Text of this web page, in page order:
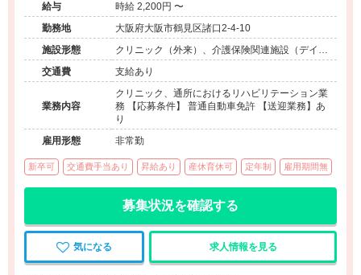
給与
時給 2,200円 〜
勤務地
大阪府大阪市鶴見区諸口2-4-10
施設形態
クリニック（外来）、介護保険関連施設（デイケ
ア）
交通費 支給あり
業務内容
クリニック、通所におけるリハビリテーション業
務 【応募条件】 普通自動車免許 【送迎業務】あ
り
雇用形態
非常勤
新卒可 交通費手当あり 昇給あり 産休育休可 定年制 雇用期間無
募集状況を確認する
気になる 求人情報を見る